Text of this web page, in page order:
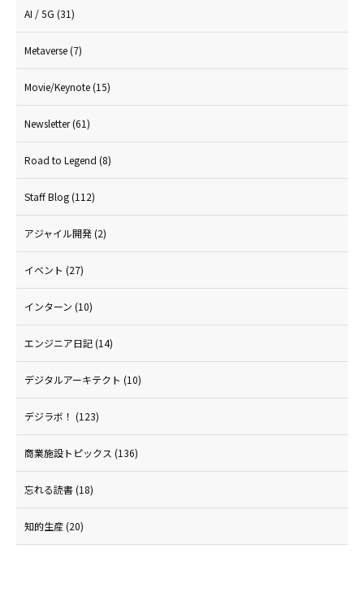
AI / 5G (31)
Metaverse(7)
Movie/Keynote(15)
Newsletter(61)
Road to Legend (8)
Staff Blog(112)
アジャイル開発(2)
イベント (27)
インターン (10)
エンジニア日記(14)
デジタルアーキテクト (10)
デジラボ！ (123)
商業施設トピックス (136)
忘れる読書(18)
知的生産(20)